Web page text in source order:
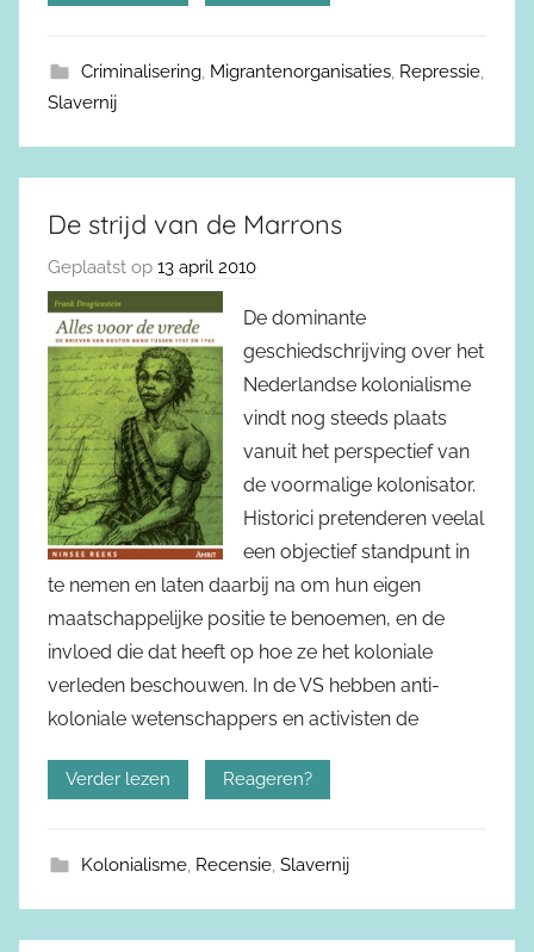
Criminalisering, Migrantenorganisaties, Repressie,
Slavernij
De strijd van de Marrons
Geplaatst op 13 april 2010
De dominante
geschiedschrijving over het
Nederlandse kolonialisme
vindt nog steeds plaats
vanuit het perspectief van
de voormalige kolonisator.
Historici pretenderen veelal
een objectief standpunt in
te nemen en laten daarbij na om hun eigen
maatschappelijke positie te benoemen, en de
invloed die dat heeft op hoe ze het koloniale
verleden beschouwen. In de VS hebben anti-
koloniale wetenschappers en activisten de
Verder lezen Reageren?
Kolonialisme, Recensie, Slavernij